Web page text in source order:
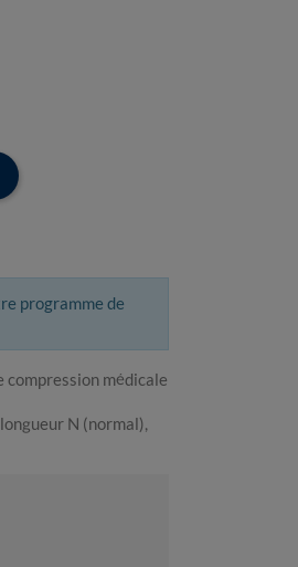
programme de
compression médicale
N (normal),